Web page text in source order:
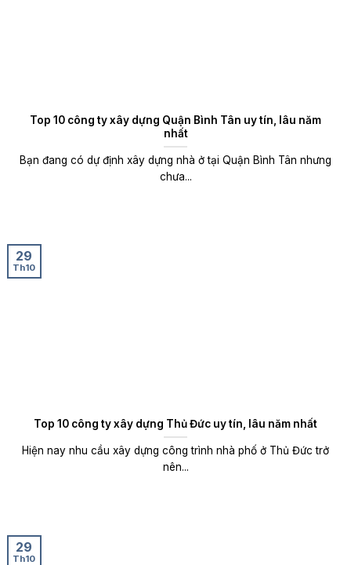
Top 10 công ty xây dựng Quận Bình Tân uy tín, lâu năm
nhất
Bạn đang có dự định xây dựng nhà ở tại Quận Bình Tân nhưng
chưa...
Top 10 công ty xây dựng Thủ Đức uy tín, lâu năm nhất
Hiện nay nhu cầu xây dựng công trình nhà phố ở Thủ Đức trở
nên...
29
Th10
29
Th10